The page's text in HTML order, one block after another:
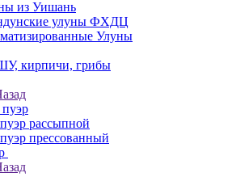
из Уишань
улуны ФХДЦ
Улуны
кирпичи, грибы
рассыпной
прессованный